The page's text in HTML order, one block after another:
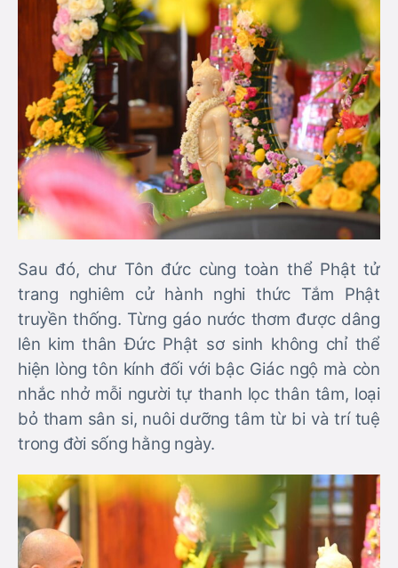
Sau đó, chư Tôn đức cùng toàn thể Phật tử
trang nghiêm cử hành nghi thức Tắm Phật
truyền thống. Từng gáo nước thơm được dâng
lên kim thân Đức Phật sơ sinh không chỉ thể
hiện lòng tôn kính đối với bậc Giác ngộ mà còn
nhắc nhở mỗi người tự thanh lọc thân tâm, loại
bỏ tham sân si, nuôi dưỡng tâm từ bi và trí tuệ
trong đời sống hằng ngày.